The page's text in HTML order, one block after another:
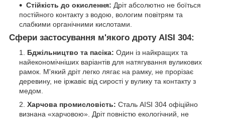
Стійкість до окислення: Дріт абсолютно не боїться
постійного контакту з водою, вологим повітрям та
слабкими органічними кислотами.
Сфери застосування м'якого дроту AISI 304:
Бджільництво та пасіка: Один із найкращих та
найекономічніших варіантів для натягування вуликових
рамок. М'який дріт легко лягає на рамку, не прорізає
деревину, не іржавіє від сирості у вулику та контакту з
медом.
Харчова промисловість: Сталь AISI 304 офіційно
визнана «харчовою». Дріт повністю екологічний, не